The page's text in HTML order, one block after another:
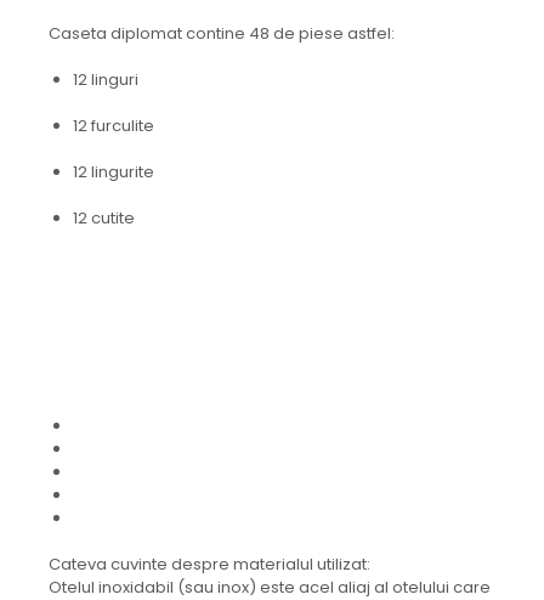
Caseta diplomat contine 48 de piese astfel:
12 linguri
12 furculite
12 lingurite
12 cutite
Cateva cuvinte despre materialul utilizat:
Otelul inoxidabil (sau inox) este acel aliaj al otelului care